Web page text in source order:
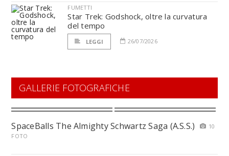
FUMETTI
Star Trek: Godshock, oltre la curvatura
del tempo
LEGGI 26/07/2026
GALLERIE FOTOGRAFICHE
SpaceBalls The Almighty Schwartz Saga (A.S.S.)
10
FOTO